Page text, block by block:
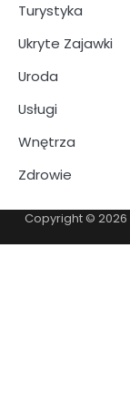
Turystyka
Ukryte Zajawki
Uroda
Usługi
Wnętrza
Zdrowie
Copyright © 2026